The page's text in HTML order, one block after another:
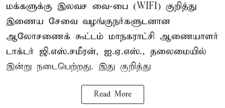
மக்களுக்கு இலவச வை-பை (WIFI) குறித்து
இணைய சேவை வழங்குநர்களுடனான
ஆலோசணைக் கூட்டம் மாநகராட்சி ஆணையாளர்
டாக்டர் ஜி.எஸ்.சமீரன், ஐ.ஏ.எஸ்., தலைமையில்
இன்று நடைபெற்றது. இது குறித்து
Read More